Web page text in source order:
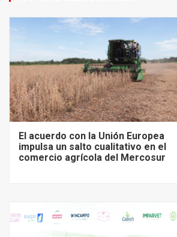
El acuerdo con la Unión Europea
impulsa un salto cualitativo en el
comercio agrícola del Mercosur